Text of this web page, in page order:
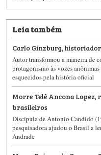
Leia também
Carlo Ginzburg,
Autor transformou a maneira de
protagonismo às vozes
esquecidos pela história oficial
Morre Telê Ancona
brasileiros
Discípula de Antonio Candido
pesquisadora ajudou o Brasil a
Andrade